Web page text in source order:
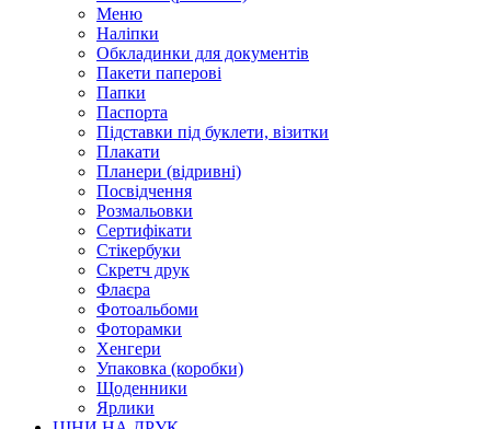
Меню
Наліпки
Обкладинки для документів
Пакети паперові
Папки
Паспорта
Підставки під буклети, візитки
Плакати
Планери (відривні)
Посвідчення
Розмальовки
Сертифікати
Стікербуки
Скретч друк
Флаєра
Фотоальбоми
Фоторамки
Хенгери
Упаковка (коробки)
Щоденники
Ярлики